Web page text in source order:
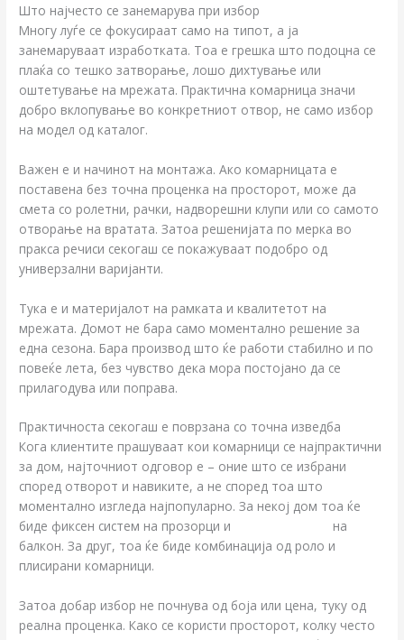
Што најчесто се занемарува при избор
Многу луѓе се фокусираат само на типот, а ја
занемаруваат изработката. Тоа е грешка што подоцна се
плаќа со тешко затворање, лошо дихтување или
оштетување на мрежата. Практична комарница значи
добро вклопување во конкретниот отвор, не само избор
на модел од каталог.
Важен е и начинот на монтажа. Ако комарницата е
поставена без точна проценка на просторот, може да
смета со ролетни, рачки, надворешни клупи или со самото
отворање на вратата. Затоа решенијата по мерка во
пракса речиси секогаш се покажуваат подобро од
универзални варијанти.
Тука е и материјалот на рамката и квалитетот на
мрежата. Домот не бара само моментално решение за
една сезона. Бара производ што ќе работи стабилно и по
повеќе лета, без чувство дека мора постојано да се
прилагодува или поправa.
Практичноста секогаш е поврзана со точна изведба
Кога клиентите прашуваат кои комарници се најпрактични
за дом, најточниот одговор е – оние што се избрани
според отворот и навиките, а не според тоа што
моментално изгледа најпопуларно. За некој дом тоа ќе
биде фиксен систем на прозорци и
на
балкон. За друг, тоа ќе биде комбинација од роло и
плисирани комарници.
Затоа добар избор не почнува од боја или цена, туку од
реална проценка. Како се користи просторот, колку често